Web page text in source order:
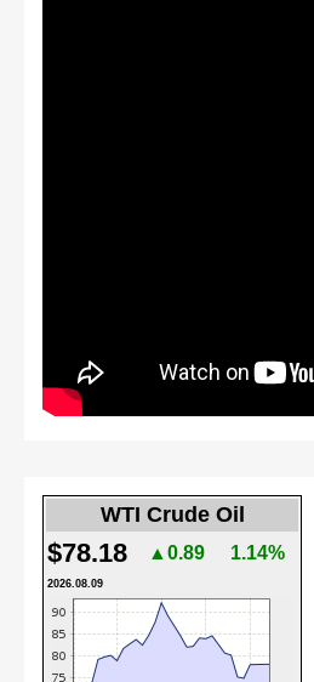
WTI Crude Oil
$78.18 ▲0.89 1.14%
2026.08.09